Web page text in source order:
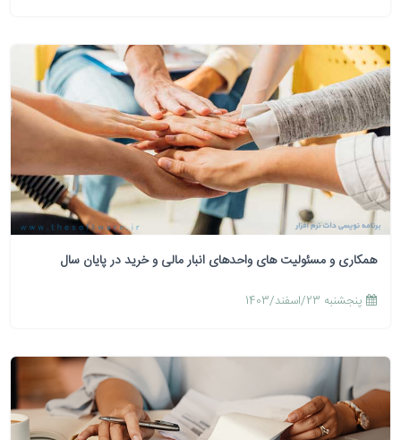
همکاری و مسئولیت های واحدهای انبار مالی و خرید در پایان سال
پنجشنبه 23/اسفند/1403